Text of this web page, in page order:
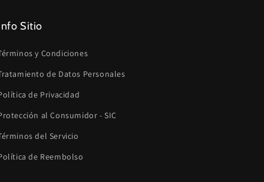
Sitio
y Condiciones
de Datos Personales
de Privacidad
al Consumidor - SIC
del Servicio
de Reembolso